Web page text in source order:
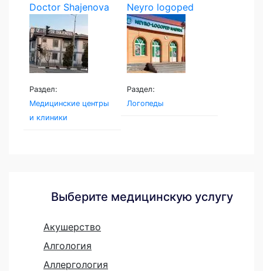
Doctor Shajenova
Раздел:
Медицинские центры
и клиники
Neyro logoped
Раздел:
Логопеды
Выберите медицинскую услугу
Акушерство
Алгология
Аллергология